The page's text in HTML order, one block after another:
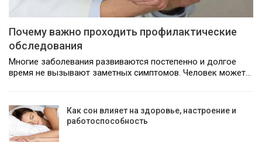
Почему важно проходить профилактические
обследования
Многие заболевания развиваются постепенно и долгое
время не вызывают заметных симптомов. Человек может…
Как сон влияет на здоровье, настроение и
работоспособность